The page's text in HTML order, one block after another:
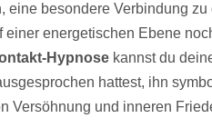
eine besondere Verbindung zu
einer energetischen Ebene
Hypnose kannst du
hattest, ihn
Versöhnung und inneren